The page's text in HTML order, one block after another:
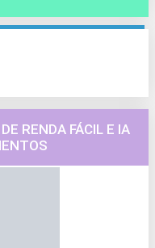
RENDA FÁCIL E IA